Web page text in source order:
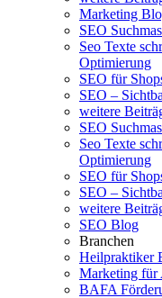
Marketing
SEO
Seo Texte
Optimierung
SEO für
SEO –
weitere
SEO
Seo Texte
Optimierung
SEO für
SEO –
weitere
SEO Blog
Branchen
Heilpraktiker
Marketing für
BAFA